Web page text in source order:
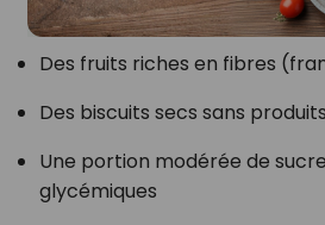
Des fruits riches en fibres
Des biscuits secs sans
Une portion modérée de
glycémiques